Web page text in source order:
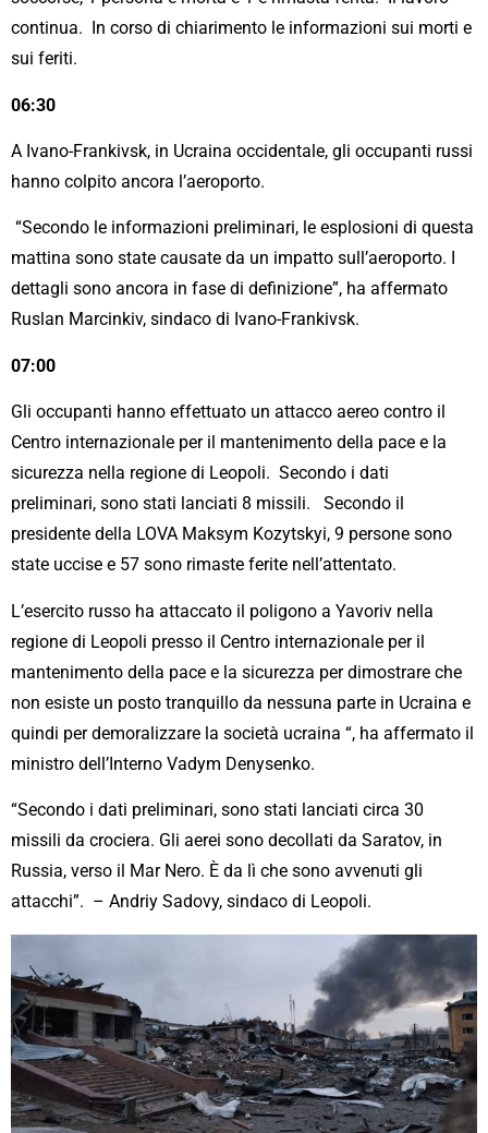
continua. In corso di chiarimento le informazioni sui morti e
sui feriti.
06:30
A Ivano-Frankivsk, in Ucraina occidentale, gli occupanti russi
hanno colpito ancora l’aeroporto.
“Secondo le informazioni preliminari, le esplosioni di questa
mattina sono state causate da un impatto sull’aeroporto. I
dettagli sono ancora in fase di definizione”, ha affermato
Ruslan Marcinkiv, sindaco di Ivano-Frankivsk.
07:00
Gli occupanti hanno effettuato un attacco aereo contro il
Centro internazionale per il mantenimento della pace e la
sicurezza nella regione di Leopoli. Secondo i dati
preliminari, sono stati lanciati 8 missili. Secondo il
presidente della LOVA Maksym Kozytskyi, 9 persone sono
state uccise e 57 sono rimaste ferite nell’attentato.
L’esercito russo ha attaccato il poligono a Yavoriv nella
regione di Leopoli presso il Centro internazionale per il
mantenimento della pace e la sicurezza per dimostrare che
non esiste un posto tranquillo da nessuna parte in Ucraina e
quindi per demoralizzare la società ucraina “, ha affermato il
ministro dell’Interno Vadym Denysenko.
“Secondo i dati preliminari, sono stati lanciati circa 30
missili da crociera. Gli aerei sono decollati da Saratov, in
Russia, verso il Mar Nero. È da lì che sono avvenuti gli
attacchi”. – Andriy Sadovy, sindaco di Leopoli.